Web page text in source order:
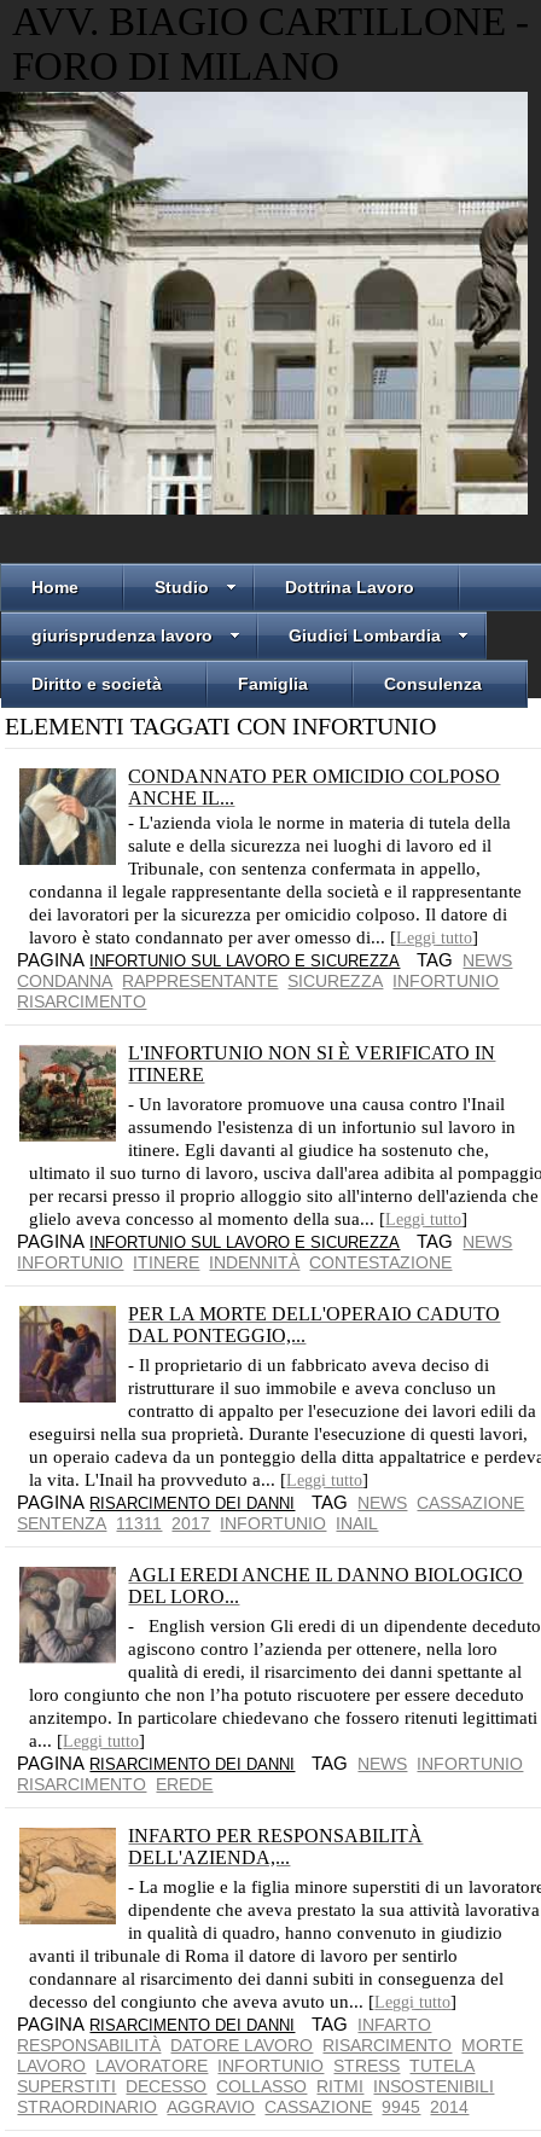
AVV. BIAGIO CARTILLONE -
FORO DI MILANO
Home Studio Dottrina Lavoro
giurisprudenza lavoro Giudici Lombardia
Diritto e società Famiglia Consulenza
ELEMENTI TAGGATI CON INFORTUNIO
CONDANNATO PER OMICIDIO COLPOSO
ANCHE IL...
- L'azienda viola le norme in materia di tutela della
salute e della sicurezza nei luoghi di lavoro ed il
Tribunale, con sentenza confermata in appello,
condanna il legale rappresentante della società e il rappresentante
dei lavoratori per la sicurezza per omicidio colposo. Il datore di
lavoro è stato condannato per aver omesso di... [Leggi tutto]
PAGINA INFORTUNIO SUL LAVORO E SICUREZZA TAG NEWS
CONDANNA RAPPRESENTANTE SICUREZZA INFORTUNIO
RISARCIMENTO
L'INFORTUNIO NON SI È VERIFICATO IN
ITINERE
- Un lavoratore promuove una causa contro l'Inail
assumendo l'esistenza di un infortunio sul lavoro in
itinere. Egli davanti al giudice ha sostenuto che,
ultimato il suo turno di lavoro, usciva dall'area adibita al
per recarsi presso il proprio alloggio sito all'interno dell'azienda che
glielo aveva concesso al momento della sua... [Leggi tutto]
PAGINA INFORTUNIO SUL LAVORO E SICUREZZA TAG NEWS
INFORTUNIO
ITINERE INDENNITÀ CONTESTAZIONE
PER LA MORTE DELL'OPERAIO CADUTO
DAL PONTEGGIO,...
- Il proprietario di un fabbricato aveva deciso di
ristrutturare il suo immobile e aveva concluso un
contratto di appalto per l'esecuzione dei lavori edili da
eseguirsi nella sua proprietà. Durante l'esecuzione di questi lavori,
un operaio cadeva da un ponteggio della ditta appaltatrice e
la vita. L'Inail ha provveduto a... [Leggi tutto]
PAGINA RISARCIMENTO DEI DANNI TAG NEWS CASSAZIONE
SENTENZA 11311 2017 INFORTUNIO INAIL
AGLI EREDI ANCHE IL DANNO BIOLOGICO
DEL LORO...
- English version Gli eredi di un dipendente deceduto
agiscono contro l’azienda per ottenere, nella loro
qualità di eredi, il risarcimento dei danni spettante al
loro congiunto che non l’ha potuto riscuotere per essere deceduto
anzitempo. In particolare chiedevano che fossero ritenuti legittimati
a... [Leggi tutto]
PAGINA RISARCIMENTO DEI DANNI TAG NEWS INFORTUNIO
RISARCIMENTO
EREDE
INFARTO PER RESPONSABILITÀ
DELL'AZIENDA,...
- La moglie e la figlia minore superstiti di un
dipendente che aveva prestato la sua attività lavorativa
in qualità di quadro, hanno convenuto in giudizio
avanti il tribunale di Roma il datore di lavoro per sentirlo
condannare al risarcimento dei danni subiti in conseguenza del
decesso del congiunto che aveva avuto un... [Leggi tutto]
PAGINA RISARCIMENTO DEI DANNI TAG INFARTO
RESPONSABILITÀ DATORE LAVORO RISARCIMENTO
MORTE
LAVORO
LAVORATORE INFORTUNIO STRESS TUTELA
SUPERSTITI
DECESSO COLLASSO RITMI
INSOSTENIBILI
STRAORDINARIO AGGRAVIO CASSAZIONE 9945 2014